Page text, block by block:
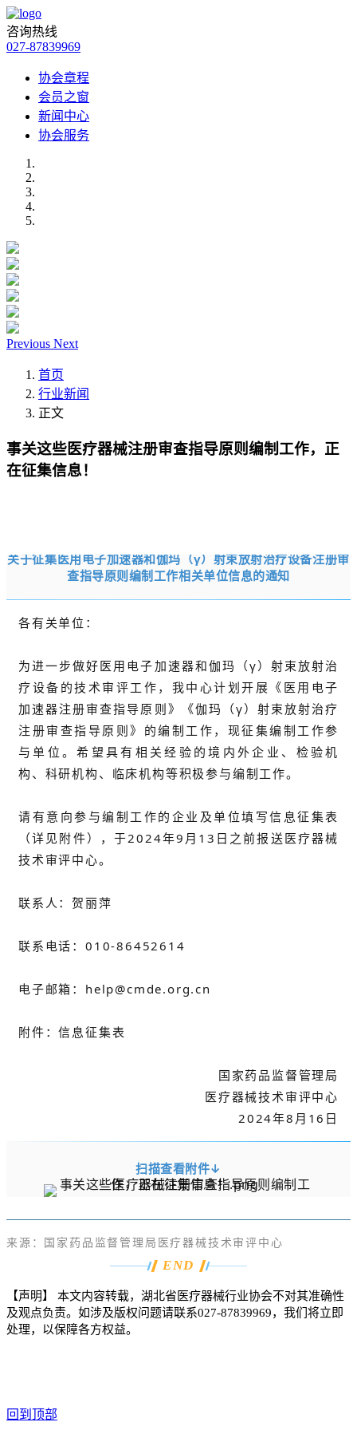
咨询热线
027-87839969
协会章程
会员之窗
新闻中心
协会服务
Previous Next
首页
行业新闻
正文
事关这些医疗器械注册审查指导原则编制工作，正
在征集信息！
关于征集医用电子加速器和伽玛（γ）射束放射治疗设备注册审
查指导原则编制工作相关单位信息的通知
各有关单位：
为进一步做好医用电子加速器和伽玛（γ）射束放射治
疗设备的技术审评工作，我中心计划开展《医用电子
加速器注册审查指导原则》《伽玛（γ）射束放射治疗
注册审查指导原则》的编制工作，现征集编制工作参
与单位。希望具有相关经验的境内外企业、检验机
构、科研机构、临床机构等积极参与编制工作。
请有意向参与编制工作的企业及单位填写信息征集表
（详见附件），于2024年9月13日之前报送医疗器械
技术审评中心。
联系人：贺丽萍
联系电话：010-86452614
电子邮箱：help@cmde.org.cn
附件：信息征集表
国家药品监督管理局
医疗器械技术审评中心
2024年8月16日
扫描查看附件↓
来源 ：国家药品监督管理局医疗器械技术审评中心
END
【声明】
本文内容转载，湖北省医疗器械行业协会不对其准确性
及观点负责。如涉及版权问题请联系027-87839969，我们将立即
处理，以保障各方权益。
回到顶部